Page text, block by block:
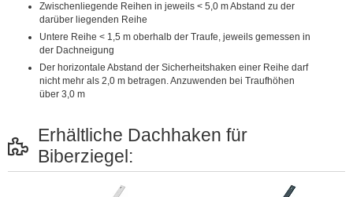
Zwischenliegende Reihen in jeweils < 5,0 m Abstand zu der
darüber liegenden Reihe
Untere Reihe < 1,5 m oberhalb der Traufe, jeweils gemessen in
der Dachneigung
Der horizontale Abstand der Sicherheitshaken einer Reihe darf
nicht mehr als 2,0 m betragen. Anzuwenden bei Traufhöhen
über 3,0 m
Erhältliche Dachhaken für
Biberziegel: